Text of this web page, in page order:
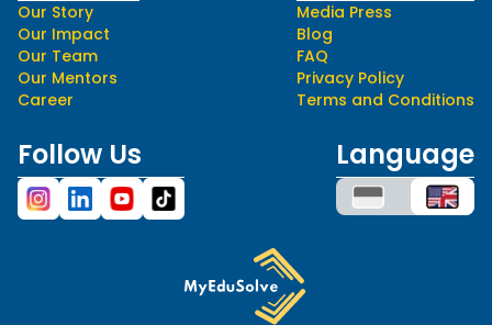
Our Story
Our Impact
Our Team
Our Mentors
Career
Media Press
Blog
FAQ
Privacy Policy
Terms and Conditions
Follow Us Language